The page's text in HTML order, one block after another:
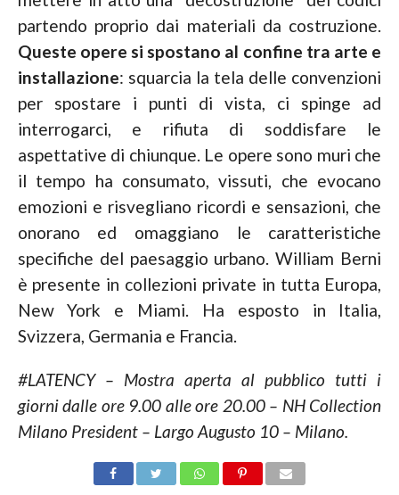
partendo proprio dai materiali da costruzione.
Queste opere si spostano al confine tra arte e
installazione: squarcia la tela delle convenzioni
per spostare i punti di vista, ci spinge ad
interrogarci, e rifiuta di soddisfare le
aspettative di chiunque. Le opere sono muri che
il tempo ha consumato, vissuti, che evocano
emozioni e risvegliano ricordi e sensazioni, che
onorano ed omaggiano le caratteristiche
specifiche del paesaggio urbano. William Berni
è presente in collezioni private in tutta Europa,
New York e Miami. Ha esposto in Italia,
Svizzera, Germania e Francia.
#LATENCY – Mostra aperta al pubblico tutti i
giorni dalle ore 9.00 alle ore 20.00 – NH Collection
Milano President – Largo Augusto 10 – Milano.